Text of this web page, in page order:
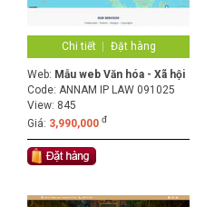
Chi tiết Đặt hàng
Web: Mẫu web Văn hóa - Xã hội
Code: ANNAM IP LAW 091025
View: 845
Giá: 3,990,000 đ